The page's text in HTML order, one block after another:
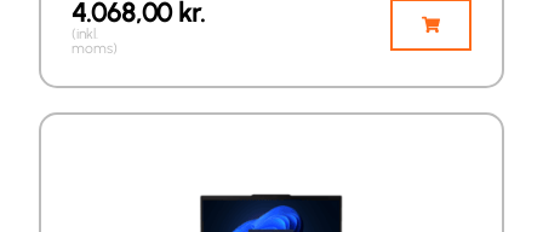
4.068,00kr.
(inkl.
moms)